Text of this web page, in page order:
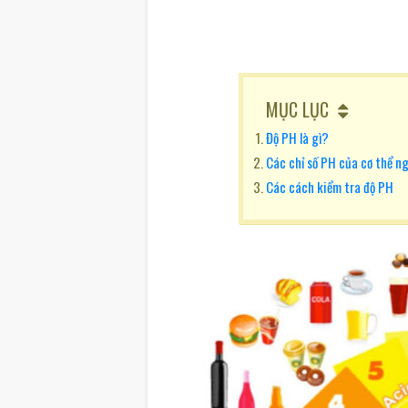
MỤC LỤC
Độ PH là gì?
Các chỉ số PH của cơ thể
Các cách kiểm tra độ PH